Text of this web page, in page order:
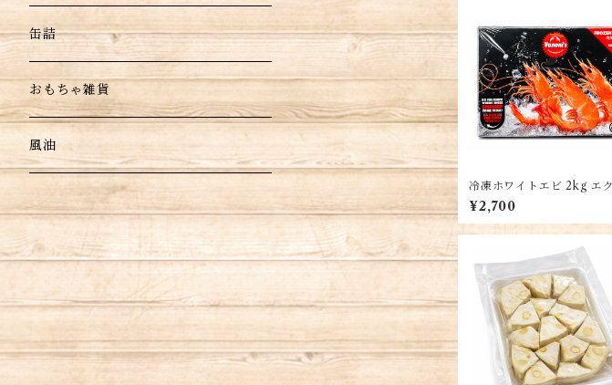
冷凍ホワイトエビ 2kg エ
ル産 バナメイエビ 殻付き
Shrimp
¥2,700
缶詰
おもちゃ雑貨
風油